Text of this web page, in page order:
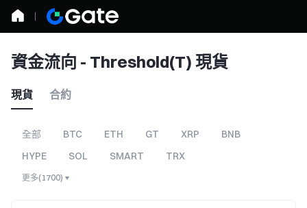
資金流向 - Threshold(T) 現貨
現貨 合約
全部 BTC ETH GT XRP
BNB
HYPE
SOL SMART TRX
更多(1700)